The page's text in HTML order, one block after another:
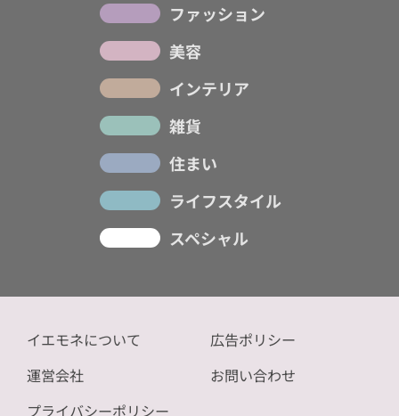
ファッション
美容
インテリア
雑貨
住まい
ライフスタイル
スペシャル
イエモネについて
運営会社
プライバシーポリシー
広告ポリシー
お問い合わせ